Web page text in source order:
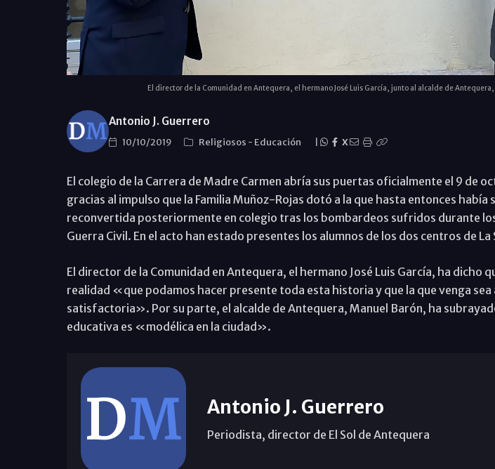
El director de la Comunidad en Antequera, el hermano José Luis García, junto al alcalde de Antequera,
Antonio J. Guerrero
10/10/2019 Religiosos - Educación X
El colegio de la Carrera de Madre Carmen abría sus puertas oficialmente el 9 de
gracias al impulso que la Familia Muñoz-Rojas dotó a la que hasta entonces había
reconvertida posteriormente en colegio tras los bombardeos sufridos durante
Guerra Civil. En el acto han estado presentes los alumnos de los dos centros de La
El director de la Comunidad en Antequera, el hermano José Luis García, ha dicho
realidad «que podamos hacer presente toda esta historia y que la que venga sea
satisfactoria». Por su parte, el alcalde de Antequera, Manuel Barón, ha
educativa es «modélica en la ciudad».
Antonio J. Guerrero
Periodista, director de El Sol de Antequera